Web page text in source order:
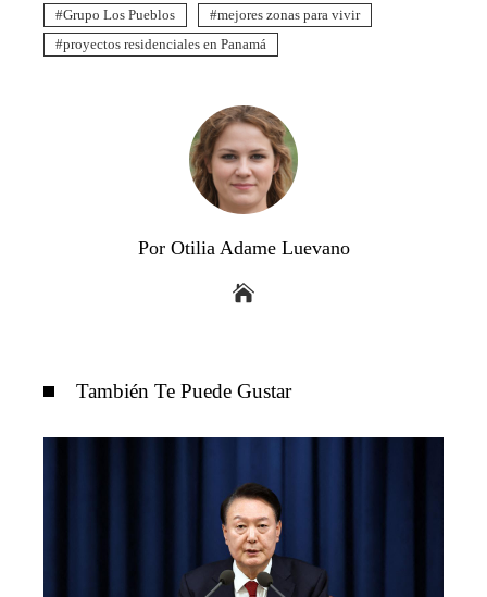
Grupo Los Pueblos
mejores zonas para vivir
proyectos residenciales en Panamá
Por Otilia Adame Luevano
También Te Puede Gustar